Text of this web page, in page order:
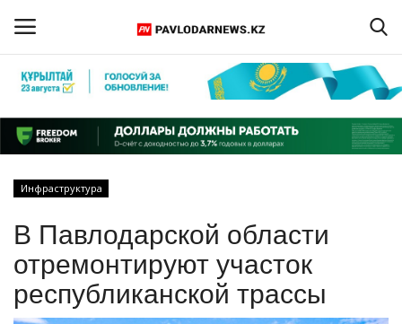
Регистрация
Главная
ПАВЛОДАРСКАЯ ОБЛАСТЬ
КАЗАХСТАН
Инфраструктура
В Павлодарской области
отремонтируют участок
республиканской трассы